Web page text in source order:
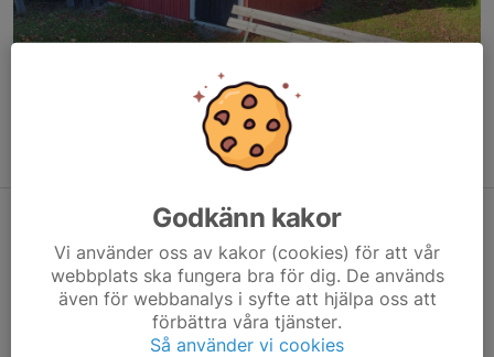
Viltmålsbana 50m med manuell markering.
Godkänn kakor
Vi använder oss av kakor (cookies) för att vår
webbplats ska fungera bra för dig. De används
även för webbanalys i syfte att hjälpa oss att
förbättra våra tjänster.
Så använder vi cookies